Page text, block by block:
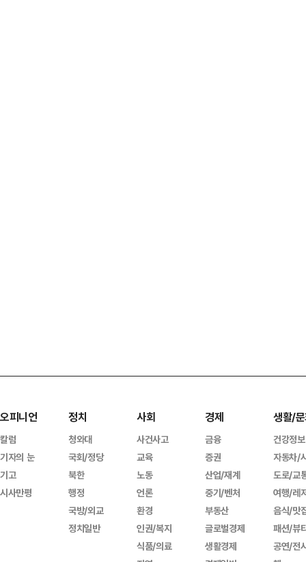
오피니언
칼럼
기자의 눈
기고
시사만평
정치
청와대
국회/정당
북한
행정
국방/외교
정치일반
사회
사건사고
교육
노동
언론
환경
인권/복지
식품/의료
경제
금융
증권
산업/재계
중기/벤처
부동산
글로벌경제
생활경제
생활/
건강정보
자동차/
도로/교
여행/레
음식/맛
패션/뷰
공연/전